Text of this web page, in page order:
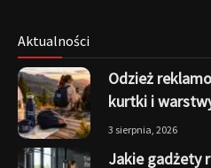
Aktualności
Odzież
kurtki i
3 sierpnia, 2026
Jakie gadżety